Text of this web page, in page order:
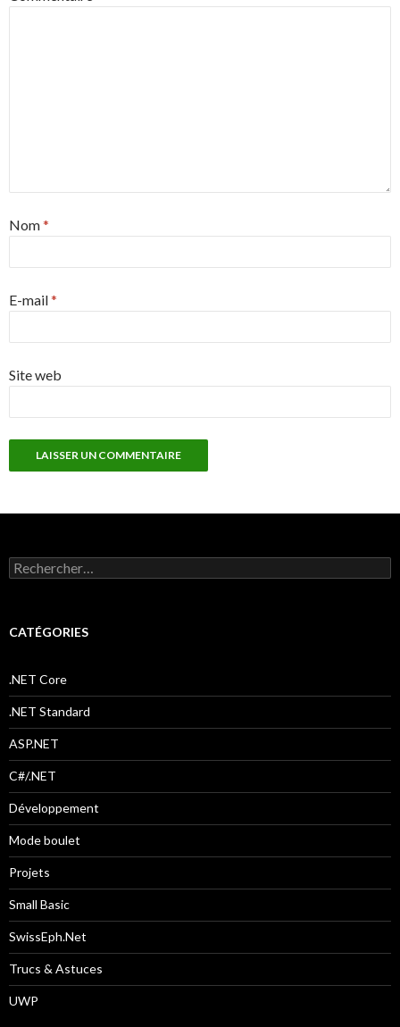
Nom*
E-mail*
Site web
R
e
e
h
e
r
:
CATÉGORIES
.NET Core
.NET Standard
ASP.NET
C#/.NET
Développement
Mode boulet
Projets
Small Basic
SwissEph.Net
Trucs & Astuces
UWP